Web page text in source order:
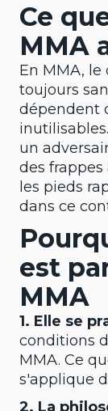
Ce
MMA
En MMA,
toujours
dépendent
un
des
les pieds
dans ce
est
MMA
1. Elle se
conditions
MMA. Ce
s'applique
2. La